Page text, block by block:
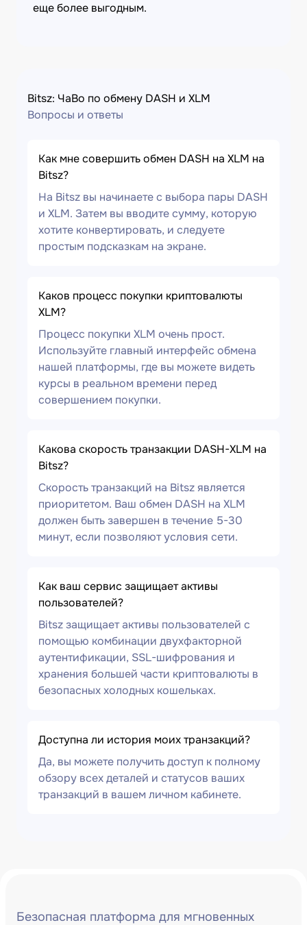
еще более выгодным.
Bitsz: ЧаВо по обмену DASH и XLM
Вопросы и ответы
Как мне совершить обмен DASH на XLM на
Bitsz?
На Bitsz вы начинаете с выбора пары DASH
и XLM. Затем вы вводите сумму, которую
хотите конвертировать, и следуете
простым подсказкам на экране.
Каков процесс покупки криптовалюты
XLM?
Процесс покупки XLM очень прост.
Используйте главный интерфейс обмена
нашей платформы, где вы можете видеть
курсы в реальном времени перед
совершением покупки.
Какова скорость транзакции DASH-XLM на
Bitsz?
Скорость транзакций на Bitsz является
приоритетом. Ваш обмен DASH на XLM
должен быть завершен в течение 5-30
минут, если позволяют условия сети.
Как ваш сервис защищает активы
пользователей?
Bitsz защищает активы пользователей с
помощью комбинации двухфакторной
аутентификации, SSL-шифрования и
хранения большей части криптовалюты в
безопасных холодных кошельках.
Доступна ли история моих транзакций?
Да, вы можете получить доступ к полному
обзору всех деталей и статусов ваших
транзакций в вашем личном кабинете.
Безопасная платформа для мгновенных